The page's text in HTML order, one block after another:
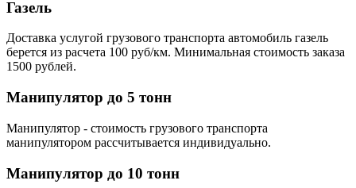
Газель
Доставка услугой грузового транспорта автомобиль газель
берется из расчета 100 руб/км. Минимальная стоимость заказа
1500 рублей.
Манипулятор до 5 тонн
Манипулятор - стоимость грузового транспорта
манипулятором рассчитывается индивидуально.
Манипулятор до 10 тонн